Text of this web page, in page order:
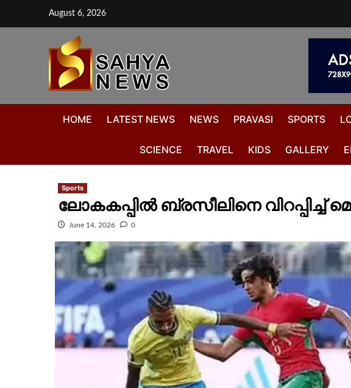
August 6, 2026
HOME LATEST NEWS NEWS PRAVASI SPORTS
SCIENCE TRAVEL KIDS GALLERY
Sports
ലോകകപ്പിൽ ബ്രസീലിനെ വിറപ്പിച്ച്
June 14, 2026 0